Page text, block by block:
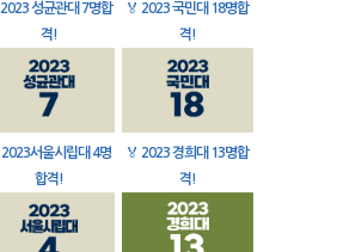
2023 성균관대 7명합
격!
🏅 2023 국민대 18명합
격!
2023서울시립대 4명
합격!
🏅 2023 경희대 13명합
격!